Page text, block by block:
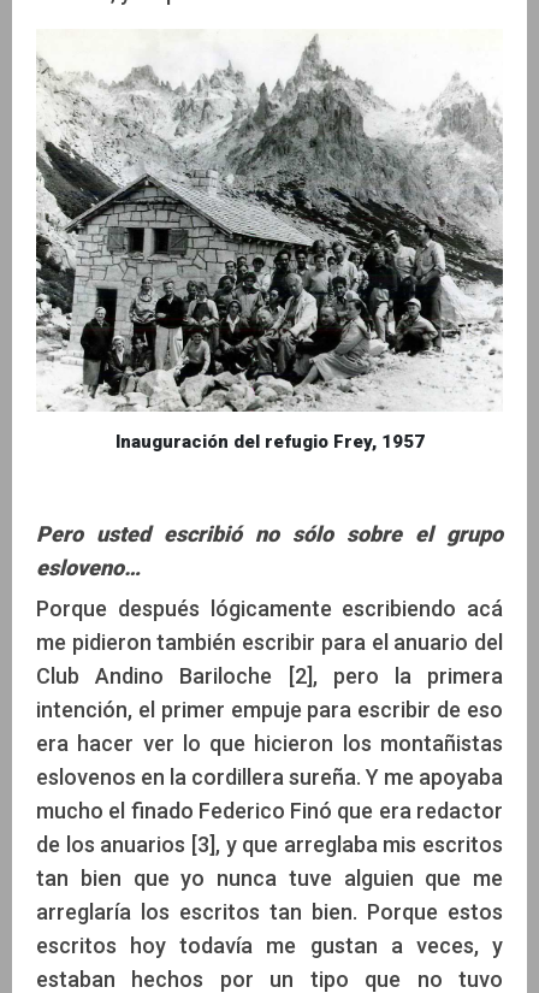
Inauguración del refugio Frey, 1957
Pero usted escribió no sólo sobre el grupo
esloveno…
Porque después lógicamente escribiendo acá
me pidieron también escribir para el anuario del
Club Andino Bariloche [2], pero la primera
intención, el primer empuje para escribir de eso
era hacer ver lo que hicieron los montañistas
eslovenos en la cordillera sureña. Y me apoyaba
mucho el finado Federico Finó que era redactor
de los anuarios [3], y que arreglaba mis escritos
tan bien que yo nunca tuve alguien que me
arreglaría los escritos tan bien. Porque estos
escritos hoy todavía me gustan a veces, y
estaban hechos por un tipo que no tuvo